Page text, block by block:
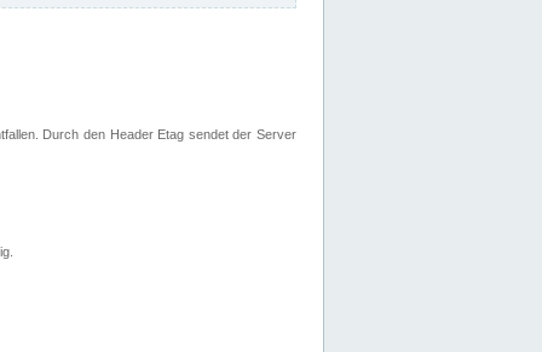
Durch den Header Etag sendet der Server